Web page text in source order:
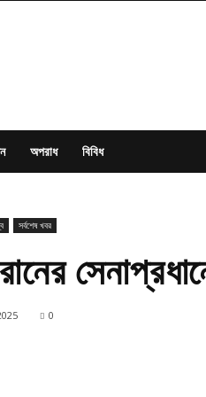
অপরাধ বিবিধ
সর্বশেষ খবর
0